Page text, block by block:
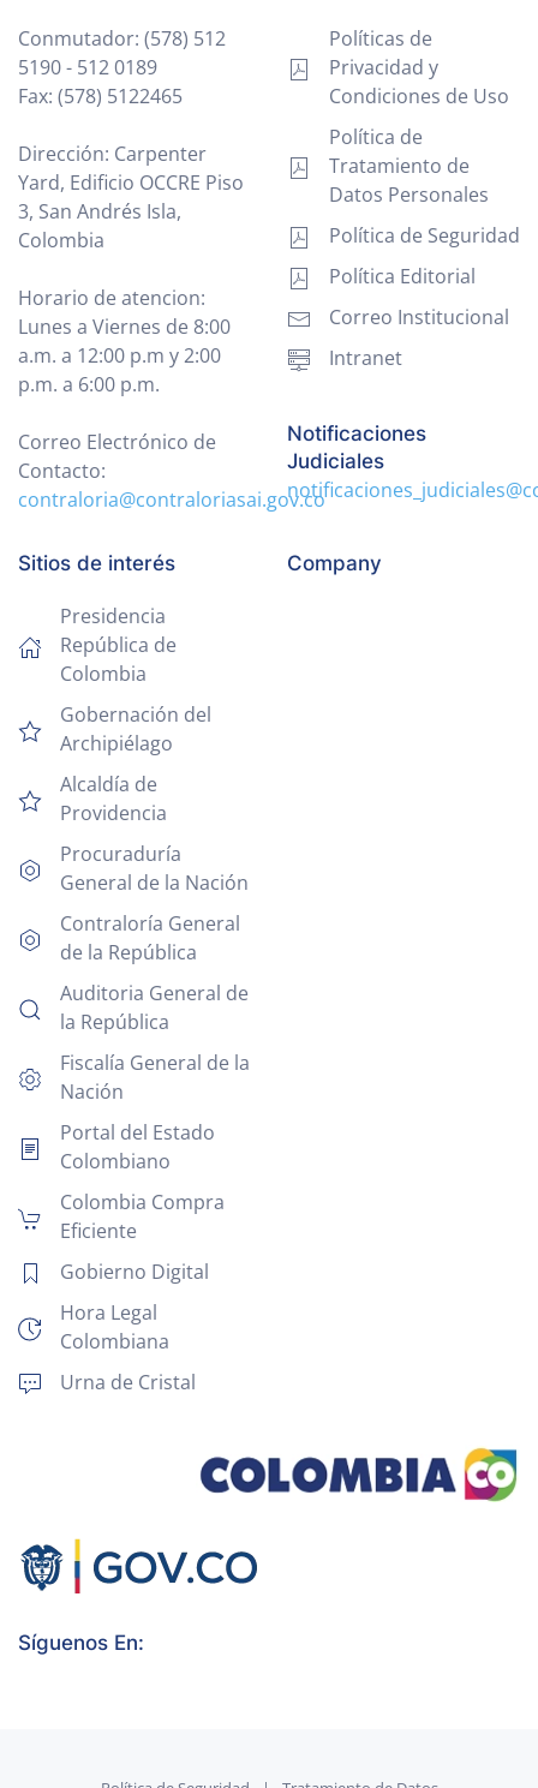
Conmutador: (578) 512
5190 - 512 0189
Fax: (578) 5122465
Dirección: Carpenter
Yard, Edificio OCCRE Piso
3, San Andrés Isla,
Colombia
Horario de atencion:
Lunes a Viernes de 8:00
a.m. a 12:00 p.m y 2:00
p.m. a 6:00 p.m.
Correo Electrónico de
Contacto:
contraloria@contraloriasai.gov.co
Políticas de
Privacidad y
Condiciones de Uso
Política de
Tratamiento de
Datos Personales
Política de Seguridad
Política Editorial
Correo Institucional
Intranet
Notificaciones
Judiciales
Sitios de interés
Presidencia
República de
Colombia
Gobernación del
Archipiélago
Alcaldía de
Providencia
Procuraduría
General de la Nación
Contraloría General
de la República
Auditoria General de
la República
Fiscalía General de la
Nación
Portal del Estado
Colombiano
Colombia Compra
Eficiente
Gobierno Digital
Hora Legal
Colombiana
Urna de Cristal
Company
Síguenos En: